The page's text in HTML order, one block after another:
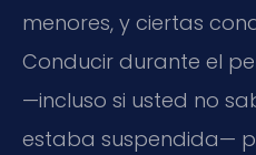
menores, y ciertas
Conducir durante el
—incluso si usted no
estaba suspendida—